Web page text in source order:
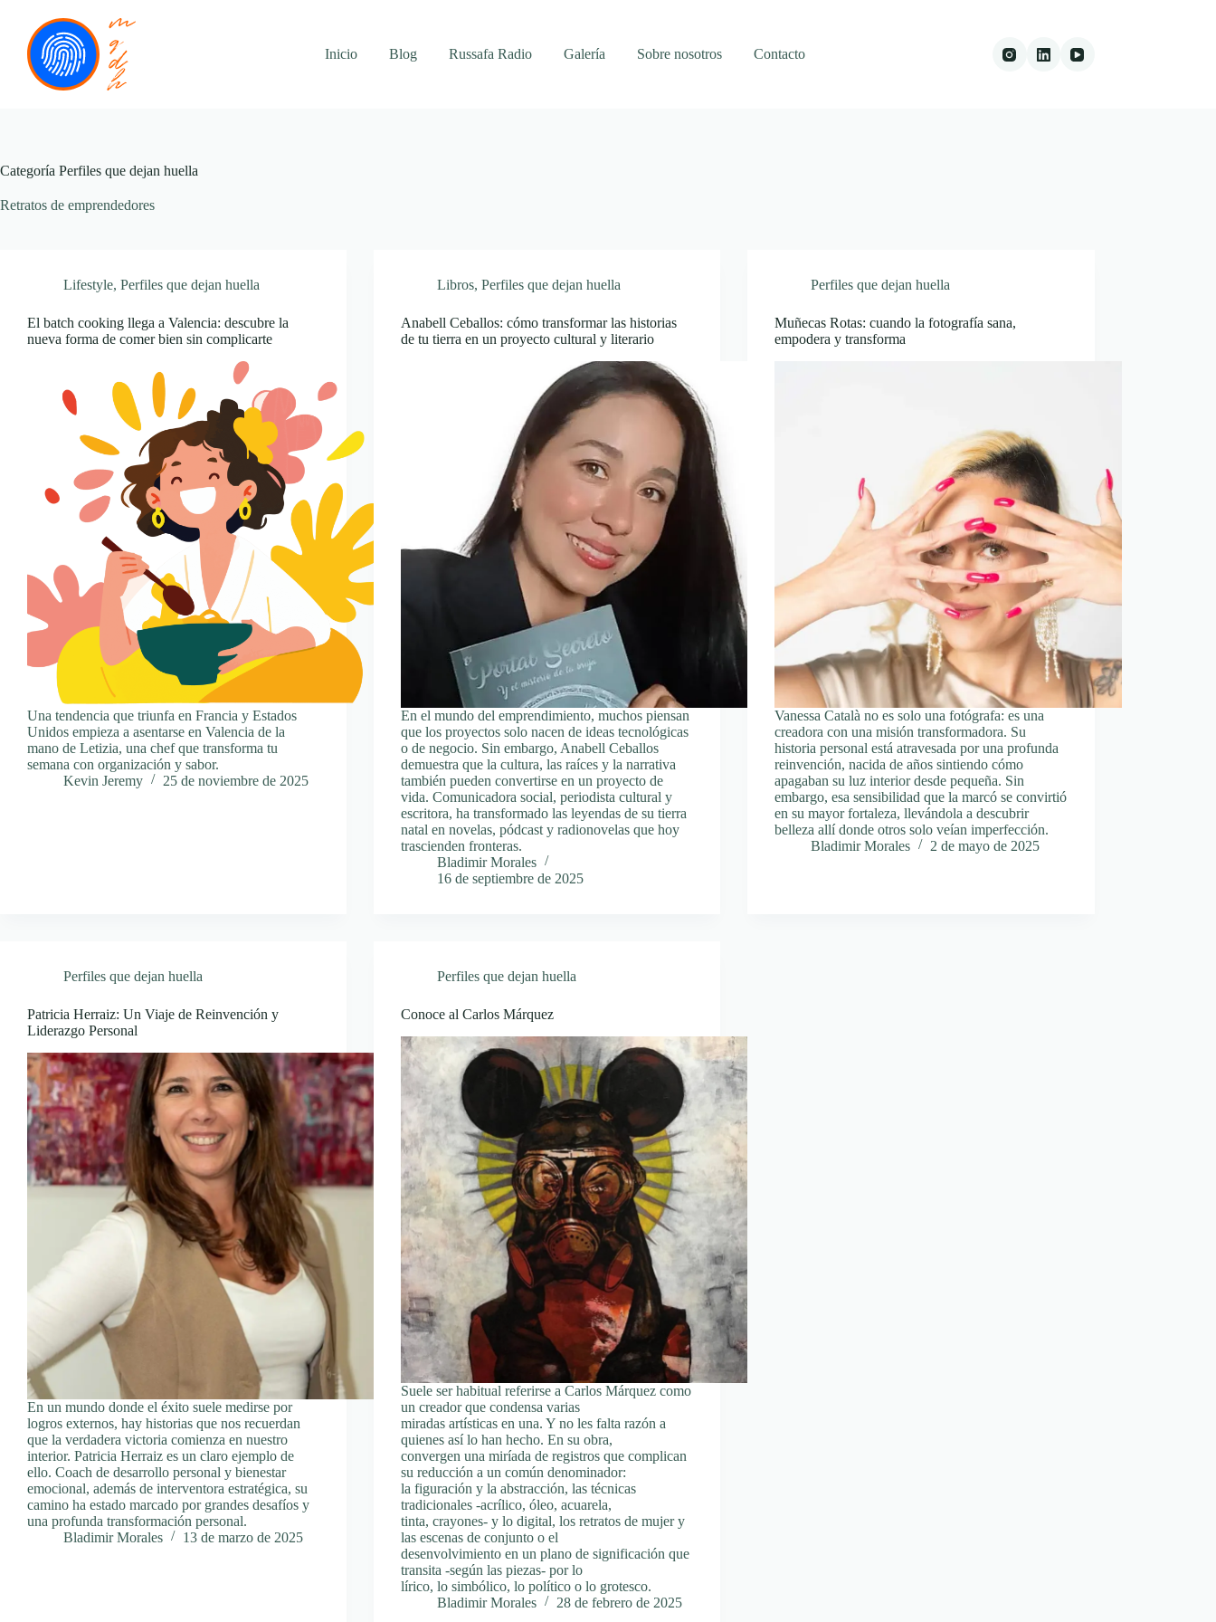
contenido
Inicio
Blog Russafa Radio Galería Sobre nosotros Contacto
Categoría Perfiles que dejan huella
Retratos de emprendedores
Lifestyle, Perfiles que dejan huella
El batch cooking llega a Valencia: descubre la
nueva forma de comer bien sin complicarte
Una tendencia que triunfa en Francia y Estados
Unidos empieza a asentarse en Valencia de la
mano de Letizia, una chef que transforma tu
semana con organización y sabor.
Kevin Jeremy
25 de noviembre de 2025
Libros,Perfiles que dejan huella
Anabell Ceballos: cómo transformar las historias
de tu tierra en un proyecto cultural y literario
En el mundo del emprendimiento, muchos piensan
que los proyectos solo nacen de ideas tecnológicas
o de negocio. Sin embargo, Anabell Ceballos
demuestra que la cultura, las raíces y la narrativa
también pueden convertirse en un proyecto de
vida. Comunicadora social, periodista cultural y
escritora, ha transformado las leyendas de su tierra
natal en novelas, pódcast y radionovelas que hoy
trascienden fronteras.
Bladimir Morales
16 de septiembre de 2025
Perfiles que dejan huella
Muñecas Rotas: cuando la fotografía sana,
empodera y transforma
Vanessa Català no es solo una fotógrafa: es una
creadora con una misión transformadora. Su
historia personal está atravesada por una profunda
reinvención, nacida de años sintiendo cómo
apagaban su luz interior desde pequeña. Sin
embargo, esa sensibilidad que la marcó se convirtió
en su mayor fortaleza, llevándola a descubrir
belleza allí donde otros solo veían imperfección.
Bladimir Morales
2 de mayo de 2025
Perfiles que dejan huella
Patricia Herraiz: Un Viaje de Reinvención y
Liderazgo Personal
En un mundo donde el éxito suele medirse por
logros externos, hay historias que nos recuerdan
que la verdadera victoria comienza en nuestro
interior. Patricia Herraiz es un claro ejemplo de
ello. Coach de desarrollo personal y bienestar
emocional, además de interventora estratégica, su
camino ha estado marcado por grandes desafíos y
una profunda transformación personal.
Bladimir Morales
13 de marzo de 2025
Perfiles que dejan huella
Conoce al Carlos Márquez
Suele ser habitual referirse a Carlos Márquez como
un creador que condensa varias
miradas artísticas en una. Y no les falta razón a
quienes así lo han hecho. En su obra,
convergen una miríada de registros que complican
su reducción a un común denominador:
la figuración y la abstracción, las técnicas
tradicionales -acrílico, óleo, acuarela,
tinta, crayones- y lo digital, los retratos de mujer y
las escenas de conjunto o el
desenvolvimiento en un plano de significación que
transita -según las piezas- por lo
lírico, lo simbólico, lo político o lo grotesco.
Bladimir Morales
28 de febrero de 2025